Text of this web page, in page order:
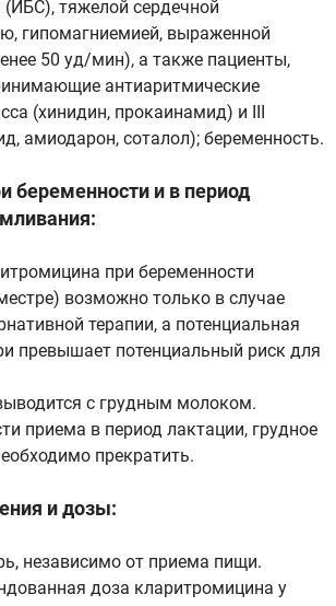
тяжелой сердечной
гипомагниемией, выраженной
50 уд/мин), а также пациенты,
антиаритмические
(хинидин, прокаинамид) и III
амиодарон, соталол); беременность.
беременности и в период
при беременности
возможно только в случае
терапии, а потенциальная
превышает потенциальный риск для
с грудным молоком.
приема в период лактации, грудное
прекратить.
и дозы:
независимо от приема пищи.
доза кларитромицина у